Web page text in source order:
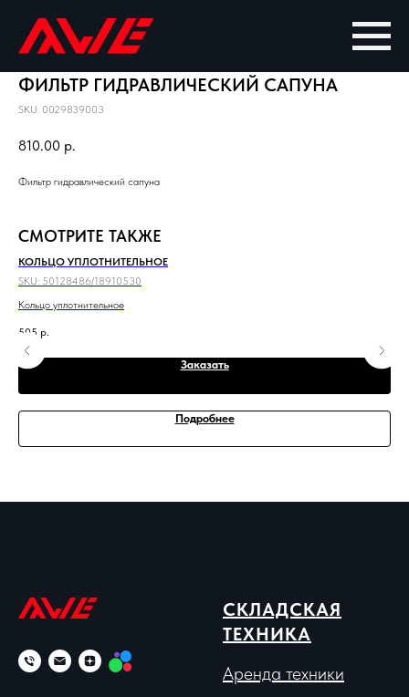
ФИЛЬТР ГИДРАВЛИЧЕСКИЙ САПУНА
SKU: 0029839003
810.00 р.
Фильтр гидравлический сапуна
СМОТРИТЕ ТАКЖЕ
КОЛЬЦО УПЛОТНИТЕЛЬНОЕ
SKU: 50128486/18910530
Кольцо уплотнительное
505 р.
Заказать
Подробнее
СКЛАДСКАЯ
ТЕХНИКА
Аренда техники